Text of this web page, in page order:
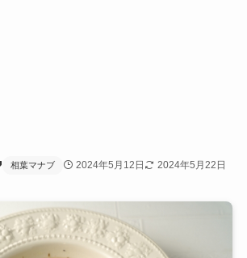
相葉マナブ 2024年5月12日 2024年5月22日